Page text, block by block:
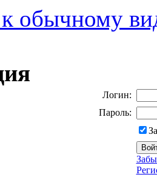
обычному
Логин:
Пароль: